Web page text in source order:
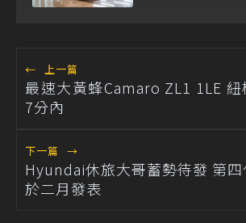
← 上一篇
最速大黃蜂Camaro ZL1 1LE
7分內
下一篇 →
Hyundai休旅大哥蓄勢待發 第
於二月發表